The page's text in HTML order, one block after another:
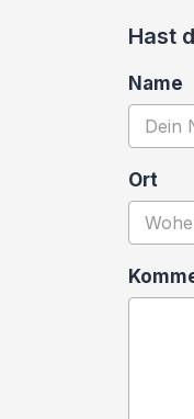
Hast
Name
Ort